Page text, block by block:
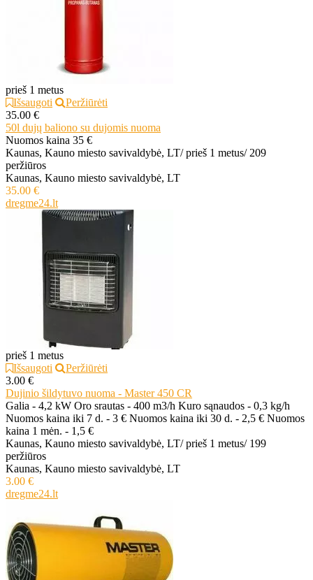
prieš 1 metus
Išsaugoti
Peržiūrėti
35.00 €
50l dujų baliono su dujomis nuoma
Nuomos kaina 35 €
Kaunas, Kauno miesto savivaldybė, LT/ prieš 1 metus/ 209
peržiūros
Kaunas, Kauno miesto savivaldybė, LT
35.00 €
dregme24.lt
prieš 1 metus
Išsaugoti
Peržiūrėti
3.00 €
Dujinio šildytuvo nuoma - Master 450 CR
Galia - 4,2 kW Oro srautas - 400 m3/h Kuro sąnaudos - 0,3 kg/h
Nuomos kaina iki 7 d. - 3 € Nuomos kaina iki 30 d. - 2,5 € Nuomos
kaina 1 mėn. - 1,5 €
Kaunas, Kauno miesto savivaldybė, LT/ prieš 1 metus/ 199
peržiūros
Kaunas, Kauno miesto savivaldybė, LT
3.00 €
dregme24.lt